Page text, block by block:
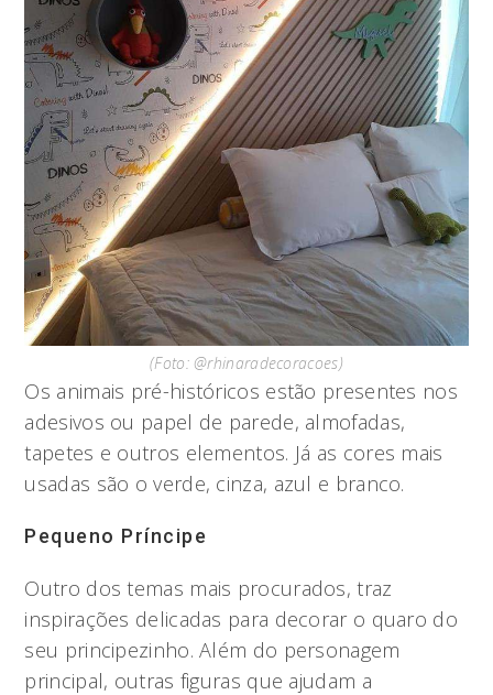
(Foto: @rhinaradecoracoes)
Os animais pré-históricos estão presentes nos
adesivos ou papel de parede, almofadas,
tapetes e outros elementos. Já as cores mais
usadas são o verde, cinza, azul e branco.
Pequeno Príncipe
Outro dos temas mais procurados, traz
inspirações delicadas para decorar o quaro do
seu principezinho. Além do personagem
principal, outras figuras que ajudam a